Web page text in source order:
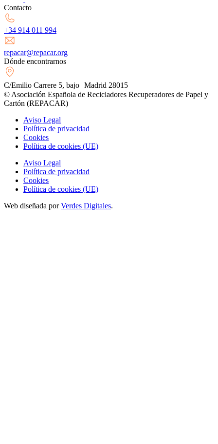
Contacto
+34 914 011 994
repacar@repacar.org
Dónde encontrarnos
C/Emilio Carrere 5, bajo Madrid 28015
© Asociación Española de Recicladores Recuperadores de Papel y
Cartón (REPACAR)
Aviso Legal
Política de privacidad
Cookies
Política de cookies (UE)
Aviso Legal
Política de privacidad
Cookies
Política de cookies (UE)
Web diseñada porVerdes Digitales.